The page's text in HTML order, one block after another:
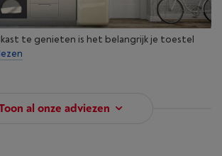
te genieten is het belangrijk je toestel
al onze adviezen